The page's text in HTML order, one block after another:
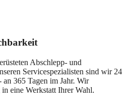
Abschlepp- und
Servicespezialisten sind wir 24
an 365 Tagen im Jahr. Wir
eine Werkstatt Ihrer Wahl.